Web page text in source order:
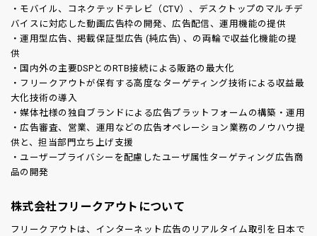
・モバイル、コネクテッドテレビ（CTV）、デスクトップのマルチデ
バイスに対応した動画広告枠の開発、広告配信、運用機能の提供
・運用型広告、掲載保証型広告 (純広告) 、の両輪で収益化機能の提
供
・国内外の主要DSPとのRTB接続による販路の最大化
・フリークアウトが保有する高度なターゲティング技術による収益最
大化技術の導入
・媒体社様の独自ブランドによる広告プラットフォームの構築・運用
・広告審査、営業、運用などの広告オペレーション業務のノウハウ提
供と、担当部門立ち上げ支援
・ユーザープライバシーを配慮したユーザ属性ターゲティング広告商
品の開発
株式会社フリークアウトについて
フリークアウトは、インターネット広告のリアルタイム取引を日本で